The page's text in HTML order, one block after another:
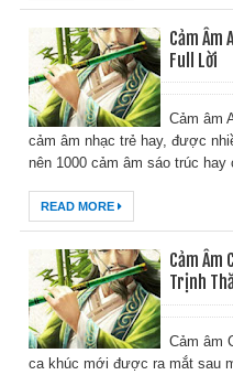
Cảm Âm
Full Lời
Cảm âm
cảm âm nhạc trẻ hay, được
nên 1000 cảm âm sáo trúc hay
READ MORE
Cảm Âm
Trịnh
Cảm âm
ca khúc mới được ra mắt sau